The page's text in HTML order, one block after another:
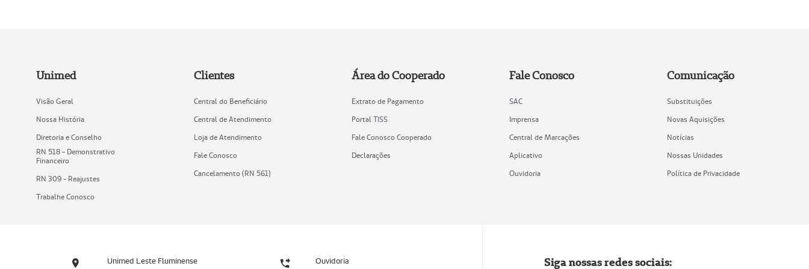
Unimed
Visão Geral
Nossa História
Diretoria e Conselho
RN 518 - Demonstrativo
Financeiro
RN 309 - Reajustes
Trabalhe Conosco
Clientes
Central do Beneficiário
Central de Atendimento
Loja de Atendimento
Fale Conosco
Cancelamento (RN 561)
Área do Cooperado
Extrato de Pagamento
Portal TISS
Fale Conosco Cooperado
Declarações
Fale Conosco
SAC
Imprensa
Central de Marcações
Aplicativo
Ouvidoria
Comunicação
Substituições
Novas Aquisições
Notícias
Nossas Unidades
Política de Privacidade
Unimed Leste Fluminense Ouvidoria Siga nossas redes sociais: